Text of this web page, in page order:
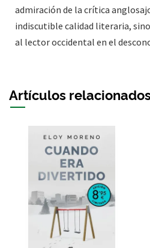
admiración de la crítica
indiscutible calidad literaria,
al lector occidental en el
Artículos